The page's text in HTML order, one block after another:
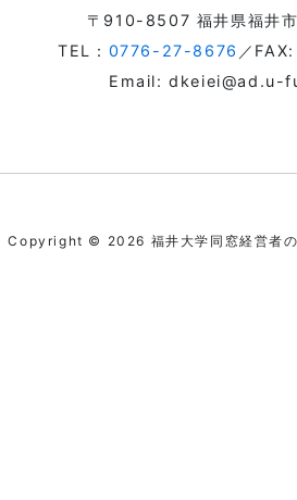
〒910-8507 福井県福井
TEL： 0776-27-8676 ／
Email: dkeiei@ad.u-
Copyright © 2026 福井大学同窓経営者